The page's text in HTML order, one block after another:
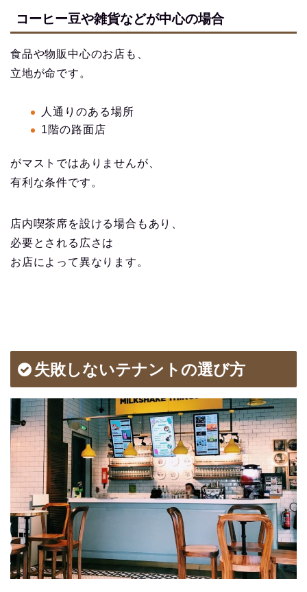
コーヒー豆や雑貨などが中心の場合
食品や物販中心のお店も、
立地が命です。
人通りのある場所
1階の路面店
がマストではありませんが、
有利な条件です。
店内喫茶席を設ける場合もあり、
必要とされる広さは
お店によって異なります。
失敗しないテナントの選び方